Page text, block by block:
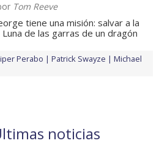
Tom Reeve
tiene una misión: salvar a la
de las garras de un dragón
Perabo Patrick Swayze
Michael
noticias